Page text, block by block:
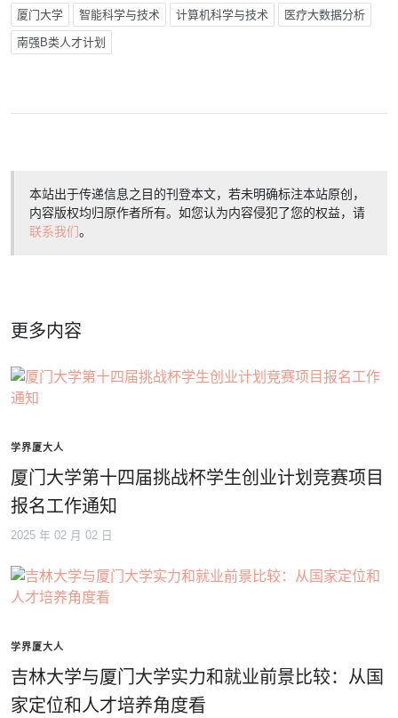
厦门大学 智能科学与技术 计算机科学与技术 医疗大数据分析
南强B类人才计划
本站出于传递信息之目的刊登本文，若未明确标注本站原创，
内容版权均归原作者所有。如您认为内容侵犯了您的权益，请
联系我们。
更多内容
学界厦大人
厦门大学第十四届挑战杯学生创业计划竞赛项目
报名工作通知
2025 年 02 月 02 日
学界厦大人
吉林大学与厦门大学实力和就业前景比较：从国
家定位和人才培养角度看